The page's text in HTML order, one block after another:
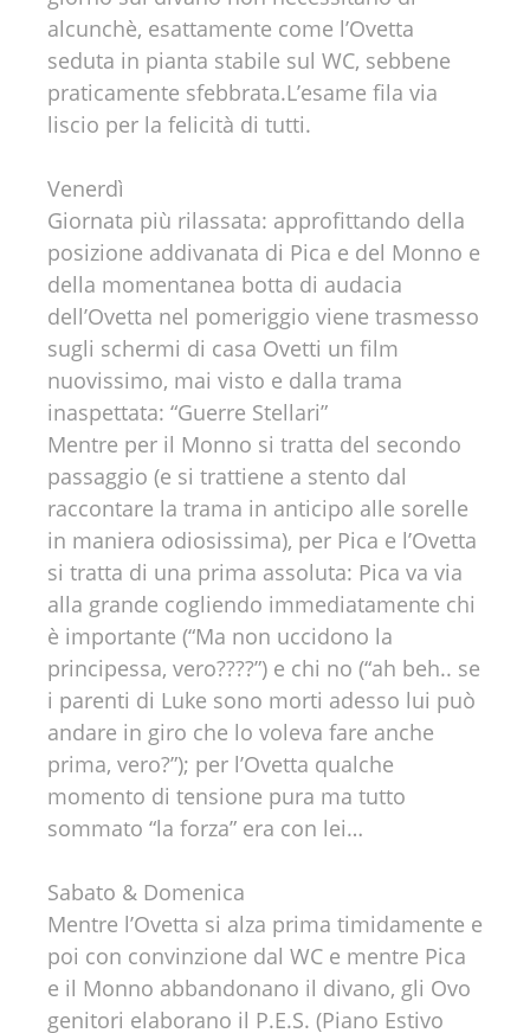
alcunchè, esattamente come l’Ovetta
seduta in pianta stabile sul WC, sebbene
praticamente sfebbrata.L’esame fila via
liscio per la felicità di tutti.
Venerdì
Giornata più rilassata: approfittando della
posizione addivanata di Pica e del Monno e
della momentanea botta di audacia
dell’Ovetta nel pomeriggio viene trasmesso
sugli schermi di casa Ovetti un film
nuovissimo, mai visto e dalla trama
inaspettata: “Guerre Stellari”
Mentre per il Monno si tratta del secondo
passaggio (e si trattiene a stento dal
raccontare la trama in anticipo alle sorelle
in maniera odiosissima), per Pica e l’Ovetta
si tratta di una prima assoluta: Pica va via
alla grande cogliendo immediatamente chi
è importante (“Ma non uccidono la
principessa, vero????”) e chi no (“ah beh.. se
i parenti di Luke sono morti adesso lui può
andare in giro che lo voleva fare anche
prima, vero?”); per l’Ovetta qualche
momento di tensione pura ma tutto
sommato “la forza” era con lei…
Sabato & Domenica
Mentre l’Ovetta si alza prima timidamente e
poi con convinzione dal WC e mentre Pica
e il Monno abbandonano il divano, gli Ovo
genitori elaborano il P.E.S. (Piano Estivo